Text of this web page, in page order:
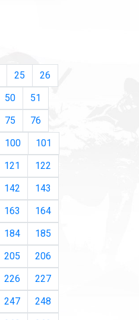
25
26
50
51
75
76
100
101
121
122
142
143
163
164
184
185
205
206
226
227
247
248